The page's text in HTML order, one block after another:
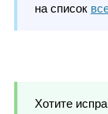
на список
Хотите